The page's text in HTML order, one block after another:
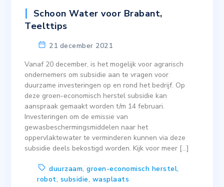
Schoon Water voor Brabant,
Teelttips
21 december 2021
Vanaf 20 december, is het mogelijk voor agrarisch
ondernemers om subsidie aan te vragen voor
duurzame investeringen op en rond het bedrijf. Op
deze groen-economisch herstel subsidie kan
aanspraak gemaakt worden t/m 14 februari.
Investeringen om de emissie van
gewasbeschermingsmiddelen naar het
oppervlaktewater te verminderen kunnen via deze
subsidie deels bekostigd worden. Kijk voor meer […]
duurzaam,groen-economisch herstel,
robot, subsidie, wasplaats